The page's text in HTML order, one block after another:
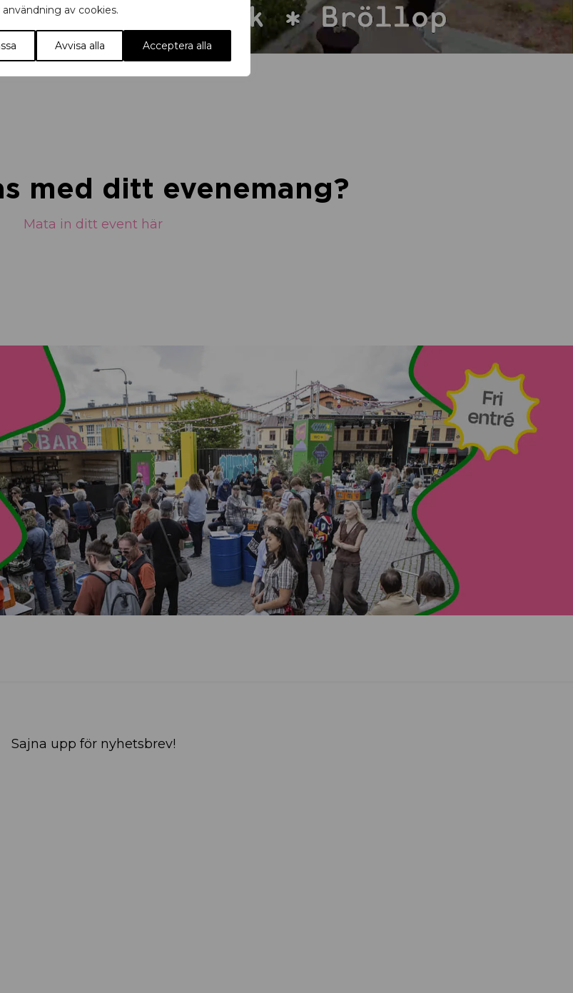
användning av cookies.
Avvisa alla Acceptera alla
med ditt evenemang?
Mata in ditt event här
Sajna upp för nyhetsbrev!